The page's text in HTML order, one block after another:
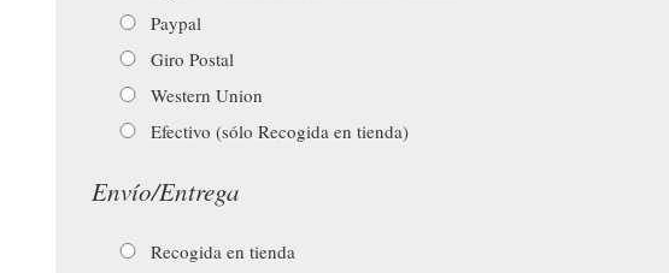
Paypal
Giro Postal
Western Union
Efectivo (sólo Recogida en tienda)
Envío/Entrega
Recogida en tienda